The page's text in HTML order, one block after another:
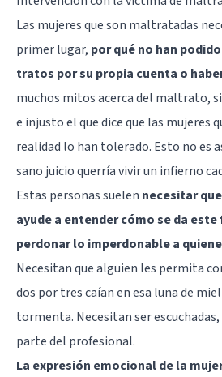
Las mujeres que son maltratadas
primer lugar, por qué no han
tratos por su propia cuenta o
muchos mitos acerca del maltrato,
e injusto el que dice que las mujeres
realidad lo han tolerado. Esto no es
sano juicio querría vivir un infierno
Estas personas suelen necesitar
ayude a entender cómo se da
perdonar lo imperdonable a
Necesitan que alguien les permita
dos por tres caían en esa luna de
tormenta. Necesitan ser
parte del profesional.
La expresión emocional de la